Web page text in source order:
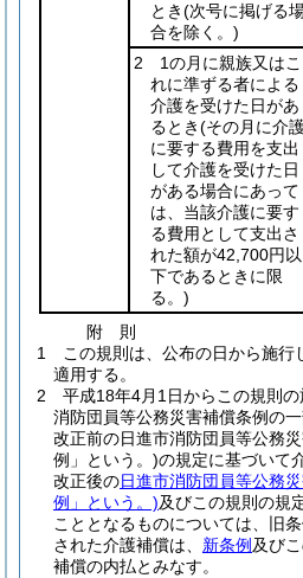
とき(次号に掲げる
合を除く。)
2 1の月に親族又はこ
れに準ずる者による
介護を受けた日があ
るとき(その月に介
に要する費用を支出
して介護を受けた日
がある場合にあって
は、当該介護に要す
る費用として支出さ
れた額が42,700円以
下であるときに限
る。)
附 則
1
この規則は、公布の日から施行
適用する。
2
平成18年4月1日からこの規則
消防団員等公務災害補償条例の
改正前の日進市消防団員等公務
例」という。)の規定に基づいて
改正後の日進市消防団員等公務
例」という。)及びこの規則の規
こととなるものについては、旧
された介護補償は、 新条例 及び
補償の内払とみなす。